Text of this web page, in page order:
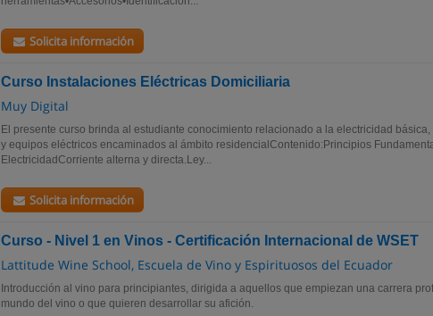
Solicita información
Curso Instalaciones Eléctricas Domiciliaria
Muy Digital
El presente curso brinda al estudiante conocimiento relacionado a la electricidad
y equipos eléctricos encaminados al ámbito residencialContenido:Principios
ElectricidadCorriente alterna y directa.Ley...
Solicita información
Curso - Nivel 1 en Vinos - Certificación Internacional de WSET
Lattitude Wine School, Escuela de Vino y Espirituosos del Ecuador
Introducción al vino para principiantes, dirigida a aquellos que empiezan una carrera
mundo del vino o que quieren desarrollar su afición.